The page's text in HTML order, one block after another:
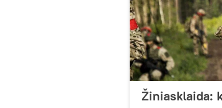
Žiniasklaida: